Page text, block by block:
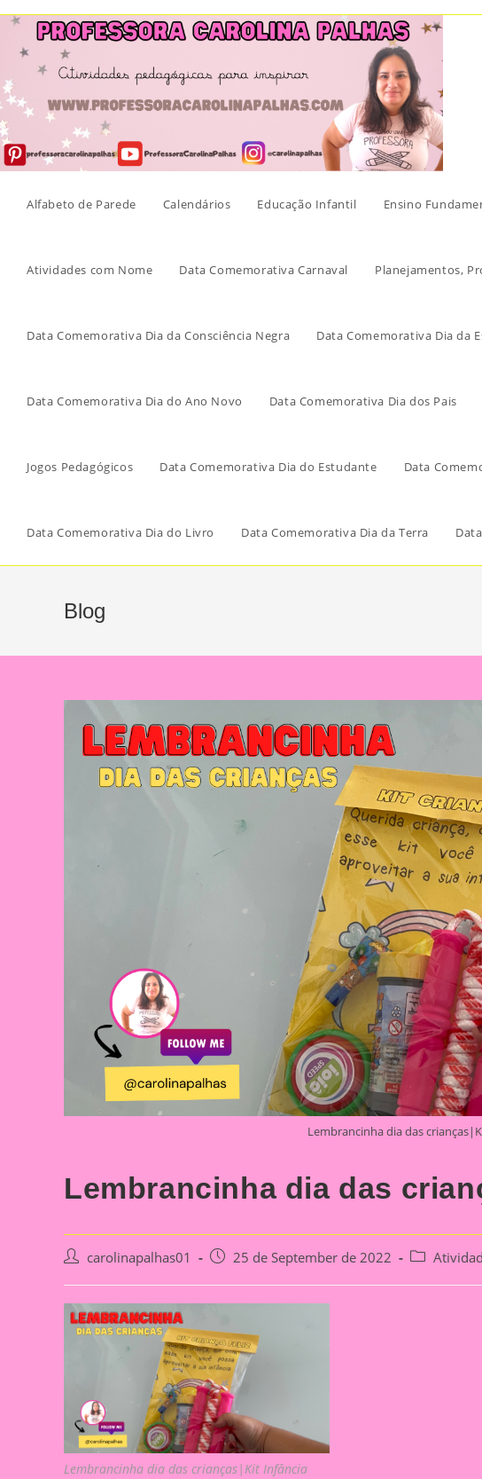
Skip
content
Alfabeto de Parede Calendários Educação Infantil Ensino
Atividades com Nome Data Comemorativa Carnaval Planejamentos,
Data Comemorativa Dia da Consciência Negra Data Comemorativa Dia da
Data Comemorativa Dia do Ano Novo Data Comemorativa Dia dos Pais
Jogos Pedagógicos Data Comemorativa Dia do Estudante Data
Data Comemorativa Dia do Livro Data Comemorativa Dia da Terra
Blog
Lembrancinha dia das
Lembrancinha dia das
Post carolinapalhas01
Post 25 de September de 2022
Post
Lembrancinha dia das crianças|Kit Infância